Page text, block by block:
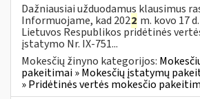
Dažniausiai užduodamus klausimus
Informuojame, kad 2022 m. kovo 17
Lietuvos Respublikos pridėtinės
įstatymo Nr. IX-751...
Mokesčių žinyno kategorijos:
pakeitimai » Mokesčių įstatymų
» Pridėtinės vertės mokesčio